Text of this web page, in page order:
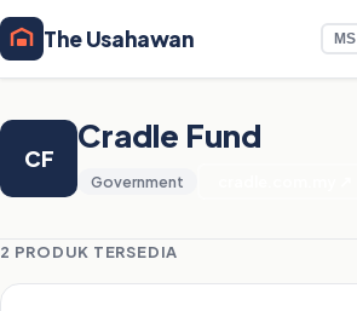
The Usahawan MS
CF
Cradle Fund
Government
2 PRODUK TERSEDIA